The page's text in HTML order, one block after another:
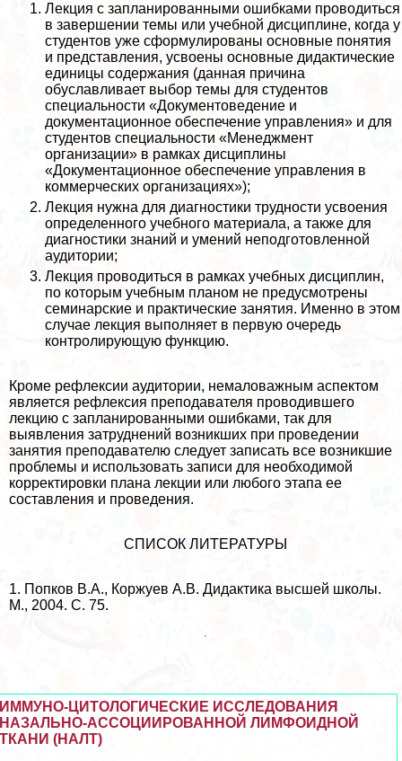
Лекция с запланированными ошибками проводиться
в завершении темы или учебной дисциплине, когда у
студентов уже сформулированы основные понятия
и представления, усвоены основные дидактические
единицы содержания (данная причина
обуславливает выбор темы для студентов
специальности «Документоведение и
документационное обеспечение управления» и для
студентов специальности «Менеджмент
организации» в рамках дисциплины
«Документационное обеспечение управления в
коммерческих организациях»);
Лекция нужна для диагностики трудности усвоения
определенного учебного материала, а также для
диагностики знаний и умений неподготовленной
аудитории;
Лекция проводиться в рамках учебных дисциплин,
по которым учебным планом не предусмотрены
семинарские и пpaктические занятия. Именно в этом
случае лекция выполняет в первую очередь
контролирующую функцию.
Кроме рефлексии аудитории, немаловажным аспектом
является рефлексия преподавателя проводившего
лекцию с запланированными ошибками, так для
выявления затруднений возникших при проведении
занятия преподавателю следует записать все возникшие
проблемы и использовать записи для необходимой
корректировки плана лекции или любого этапа ее
составления и проведения.
СПИСОК ЛИТЕРАТУРЫ
1. Попков В.А., Коржуев А.В. Дидактика высшей школы.
М., 2004. С. 75.
ИММУНО-ЦИТОЛОГИЧЕСКИЕ ИССЛЕДОВАНИЯ
НАЗАЛЬНО-АССОЦИИРОВАННОЙ ЛИМФОИДНОЙ
ТКАНИ (НАЛТ)